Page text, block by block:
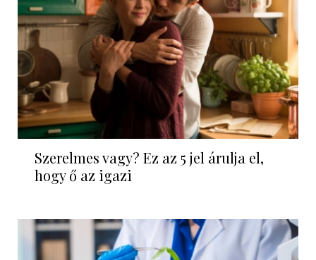
Szerelmes vagy? Ez az 5 jel árulja el,
hogy ő az igazi